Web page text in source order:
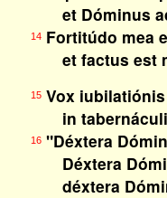
et Dóminus
14Fortitúdo mea
et factus est
15Vox
in
16"Déxtera
Déxtera
déxtera